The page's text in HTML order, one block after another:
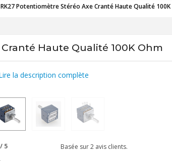
RK27 Potentiomètre Stéréo Axe Cranté Haute Qualité
Haute Qualité 100K Ohm
la description complète
5 Basée sur2avis clients.